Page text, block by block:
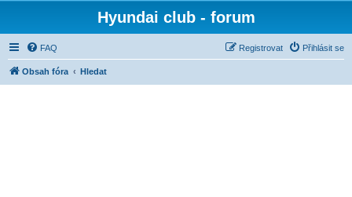
Hyundai club - forum
FAQ Přihlásit se
Registrovat
Obsah fóra Hledat